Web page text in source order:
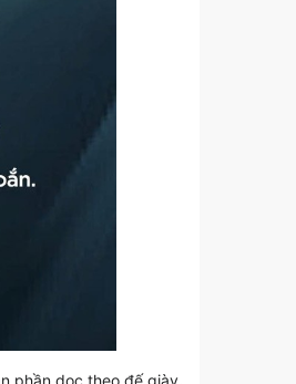
phần dọc theo đế giày,